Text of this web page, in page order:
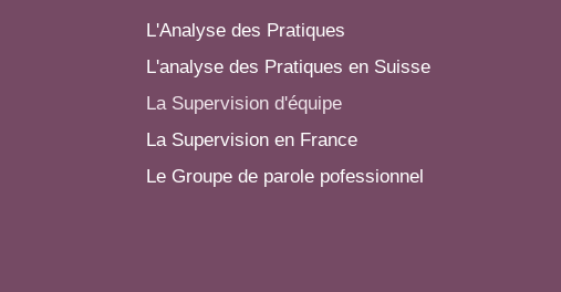
L'Analyse des Pratiques
L'analyse des Pratiques en Suisse
La Supervision d'équipe
La Supervision en France
Le Groupe de parole pofessionnel